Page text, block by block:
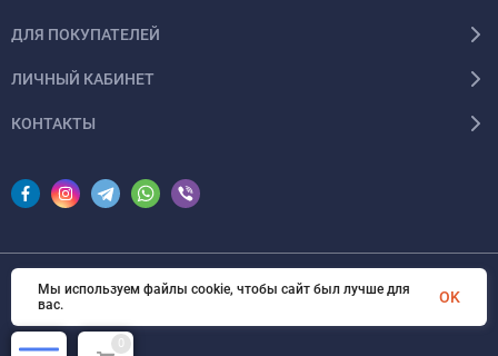
ДЛЯ ПОКУПАТЕЛЕЙ
ЛИЧНЫЙ КАБИНЕТ
КОНТАКТЫ
© 2026 InSale. Все права защищены
0
Мы используем файлы cookie, чтобы сайт был лучше для
вас.
OK